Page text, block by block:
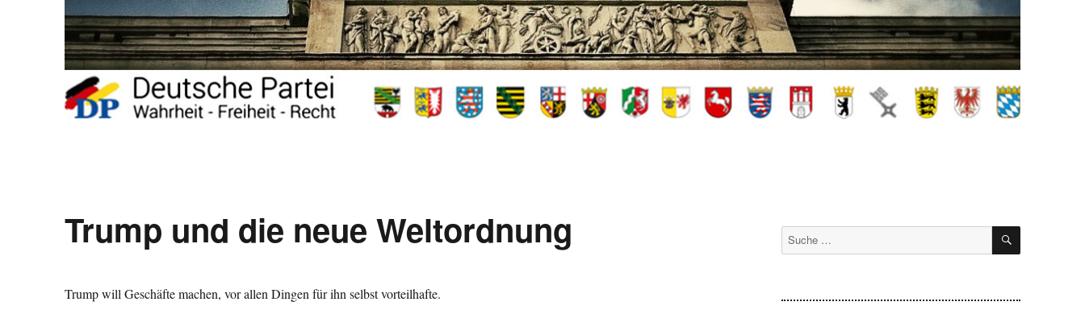
Trump und die neue Weltordnung
Trump will Geschäfte machen, vor allen Dingen für ihn selbst vorteilhafte.
Suche
nach:
SUCHEN